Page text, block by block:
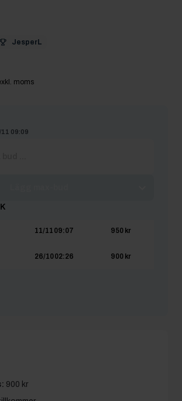
JesperL
moms
11 09:09
11/11 09:07 950 kr
26/10 02:26 900 kr
900 kr